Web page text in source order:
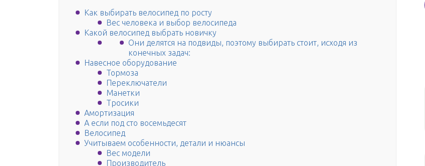
Как выбирать велосипед по росту
Вес человека и выбор велосипеда
Какой велосипед выбрать новичку
Они делятся на подвиды, поэтому выбирать стоит, исходя из
конечных задач:
Навесное оборудование
Тормоза
Переключатели
Манетки
Тросики
Амортизация
А если под сто восемьдесят
Велосипед
Учитываем особенности, детали и нюансы
Вес модели
Производитель